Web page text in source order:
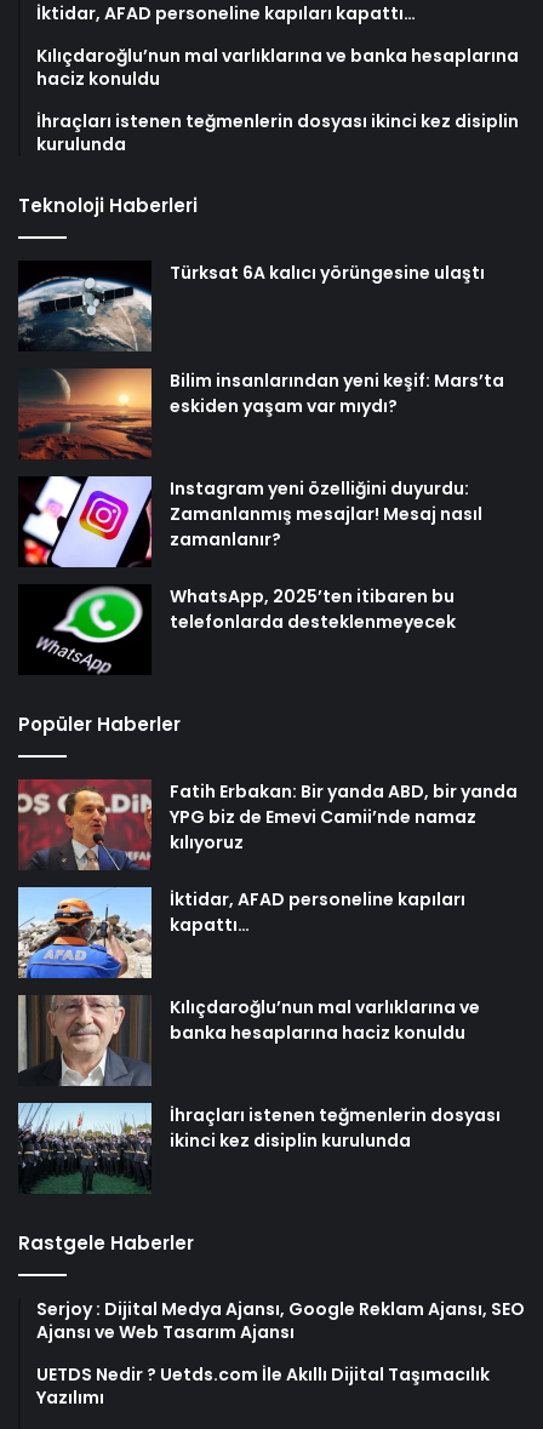
İktidar, AFAD personeline kapıları kapattı…
Kılıçdaroğlu’nun mal varlıklarına ve banka hesaplarına
haciz konuldu
İhraçları istenen teğmenlerin dosyası ikinci kez disiplin
kurulunda
Teknoloji Haberleri
Türksat 6A kalıcı yörüngesine ulaştı
Bilim insanlarından yeni keşif: Mars’ta
eskiden yaşam var mıydı?
Instagram yeni özelliğini duyurdu:
Zamanlanmış mesajlar! Mesaj nasıl
zamanlanır?
WhatsApp, 2025’ten itibaren bu
telefonlarda desteklenmeyecek
Popüler Haberler
Fatih Erbakan: Bir yanda ABD, bir yanda
YPG biz de Emevi Camii’nde namaz
kılıyoruz
İktidar, AFAD personeline kapıları
kapattı…
Kılıçdaroğlu’nun mal varlıklarına ve
banka hesaplarına haciz konuldu
İhraçları istenen teğmenlerin dosyası
ikinci kez disiplin kurulunda
Rastgele Haberler
Serjoy : Dijital Medya Ajansı, Google Reklam Ajansı, SEO
Ajansı ve Web Tasarım Ajansı
UETDS Nedir ? Uetds.com İle Akıllı Dijital Taşımacılık
Yazılımı